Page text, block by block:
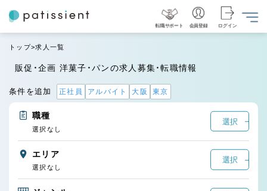
転職サポート 会員登録 ログイン
トップ 求人一覧
販促・企画 洋菓子・パンの求人募集・転職情報
条件を追加 正社員 アルバイト 大阪 東京
職種
選択
選択なし
エリア
選択
選択なし